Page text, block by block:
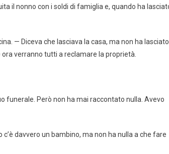
il nonno con i soldi di famiglia e, quando ha
— Diceva che lasciava la casa, ma non ha lasciato
verranno tutti a reclamare la proprietà.
funerale. Però non ha mai raccontato nulla. Avevo
davvero un bambino, ma non ha nulla a che fare